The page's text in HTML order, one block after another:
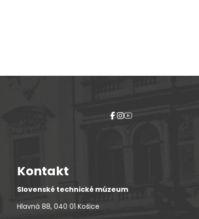
Kontakt
Slovenské technické múzeum
Hlavná 88, 040 01 Košice